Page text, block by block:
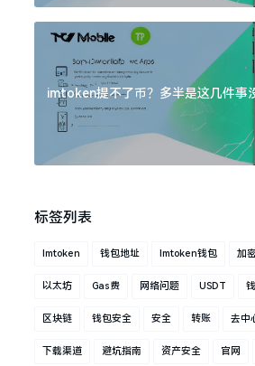
imtoken提不了币？多半是这几件事
标签列表
Imtoken 钱包地址 Imtoken钱包 加
以太坊 Gas费 网络问题 USDT
区块链 钱包安全 安全 转账 去中
下载渠道 避坑指南 资产安全 官网